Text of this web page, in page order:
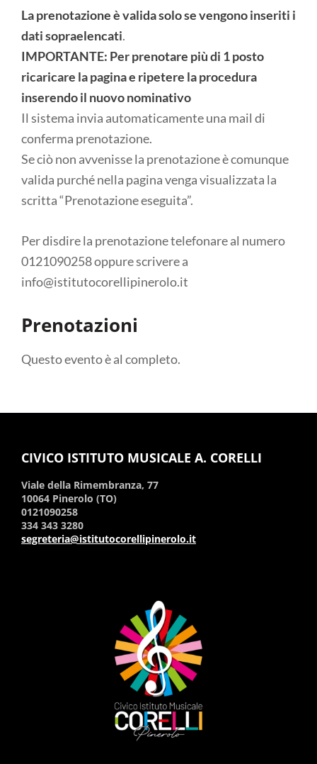
La prenotazione è valida solo se vengono inseriti i
dati sopraelencati.
IMPORTANTE: Per prenotare più di 1 posto
ricaricare la pagina e ripetere la procedura
inserendo il nuovo nominativo
Il sistema invia automaticamente una mail di
conferma prenotazione.
Se ciò non avvenisse la prenotazione è comunque
valida purché nella pagina venga visualizzata la
scritta “Prenotazione eseguita”.
Per disdire la prenotazione telefonare al numero
0121090258 oppure scrivere a
info@istitutocorellipinerolo.it
Prenotazioni
Questo evento è al completo.
CIVICO ISTITUTO MUSICALE A. CORELLI
Viale della Rimembranza, 77
10064 Pinerolo (TO)
0121090258
334 343 3280
segreteria@istitutocorellipinerolo.it